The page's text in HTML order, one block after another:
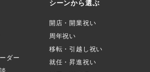
ダー
シーンから選ぶ
開店・開業祝い
周年祝い
移転・引越し祝い
就任・昇進祝い